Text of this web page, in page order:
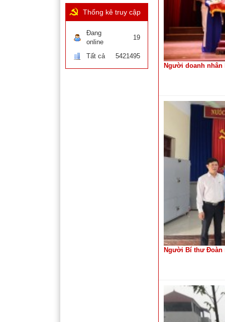
Người doanh
Người Bí thư Đoàn
Thống kê truy cập
Đang
online
19
Tất cả 5421495